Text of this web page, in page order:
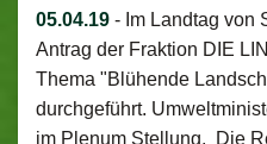
05.04.19 - Im Landtag von
Antrag der Fraktion DIE
Thema "Blühende
durchgeführt.
im Plenum Stellung. Die